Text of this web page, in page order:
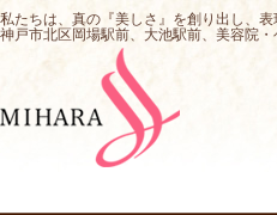
私たちは、真の『美しさ』を創り出し、
神戸市北区岡場駅前、大池駅前、美容院